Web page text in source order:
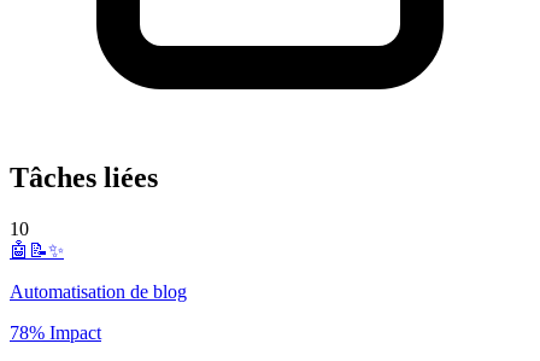
Tâches liées
10
🤖📝✨
Automatisation de blog
78% Impact